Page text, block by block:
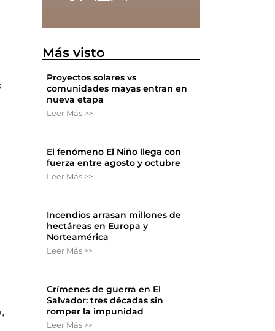
Más visto
Proyectos solares vs
comunidades mayas entran en
nueva etapa
Leer Más >>
El fenómeno El Niño llega con
fuerza entre agosto y octubre
Leer Más >>
Incendios arrasan millones de
hectáreas en Europa y
Norteamérica
Leer Más >>
Crímenes de guerra en El
Salvador: tres décadas sin
romper la impunidad
Leer Más >>